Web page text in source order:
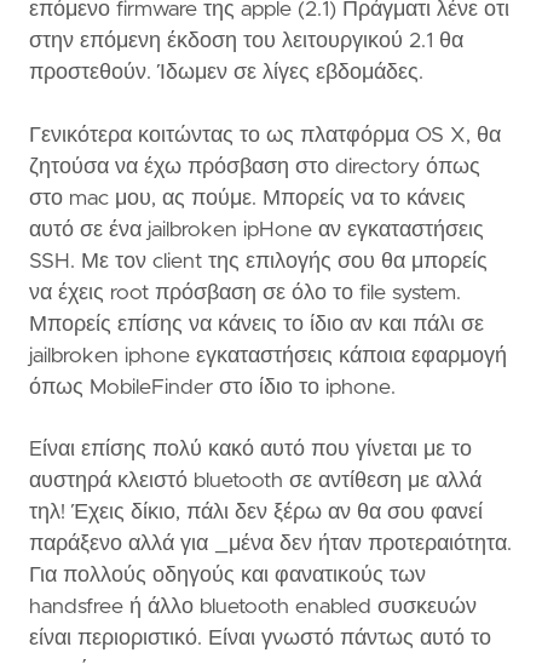
επόμενο firmware της apple (2.1) Πράγματι λένε οτι
στην επόμενη έκδοση του λειτουργικού 2.1 θα
προστεθούν. Ίδωμεν σε λίγες εβδομάδες.
Γενικότερα κοιτώντας το ως πλατφόρμα OS X, θα
ζητούσα να έχω πρόσβαση στο directory όπως
στο mac μου, ας πούμε. Μπορείς να το κάνεις
αυτό σε ένα jailbroken ipHone αν εγκαταστήσεις
SSH. Με τον client της επιλογής σου θα μπορείς
να έχεις root πρόσβαση σε όλο το file system.
Μπορείς επίσης να κάνεις το ίδιο αν και πάλι σε
jailbroken iphone εγκαταστήσεις κάποια εφαρμογή
όπως MobileFinder στο ίδιο το iphone.
Eίναι επίσης πολύ κακό αυτό που γίνεται με το
αυστηρά κλειστό bluetooth σε αντίθεση με αλλά
τηλ! Έχεις δίκιο, πάλι δεν ξέρω αν θα σου φανεί
παράξενο αλλά για _μένα δεν ήταν προτεραιότητα.
Για πολλούς οδηγούς και φανατικούς των
handsfree ή άλλο bluetooth enabled συσκευών
είναι περιοριστικό. Είναι γνωστό πάντως αυτό το